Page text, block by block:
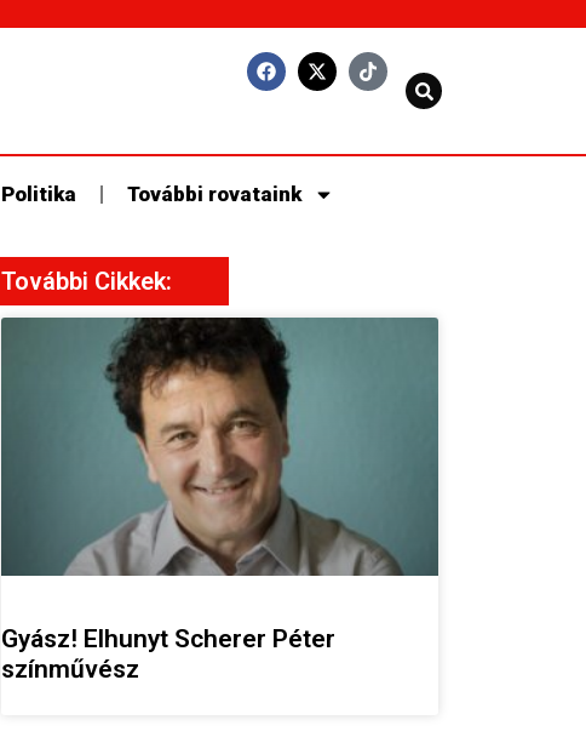
Politika További rovataink
További Cikkek:
Gyász! Elhunyt Scherer Péter
színművész